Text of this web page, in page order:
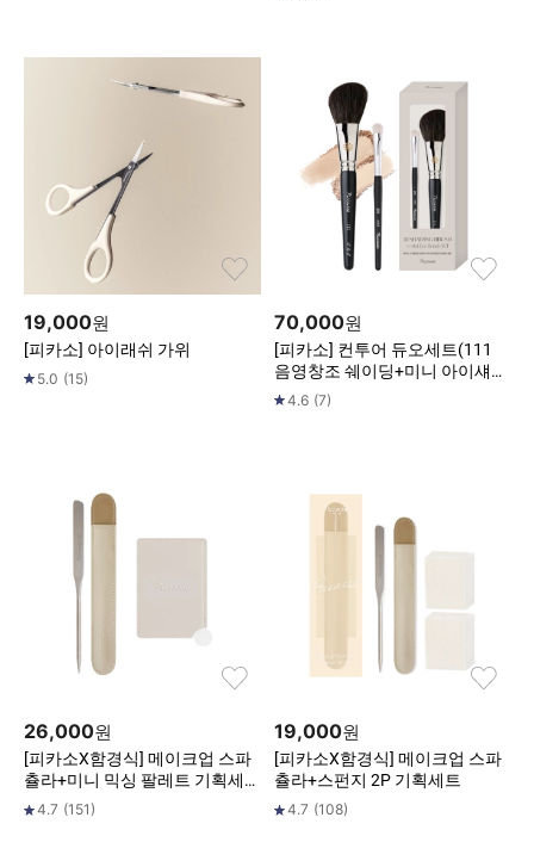
19,000원
[피카소] 아이래쉬 가위
5.0 (15)
70,000원
[피카소] 컨투어 듀오세트(111
음영창조 쉐이딩+미니 아이섀도
우)4.6 (7)
26,000원
[피카소X함경식] 메이크업 스파
츌라+미니 믹싱 팔레트 기획세
트 4.7 (151)
19,000원
[피카소X함경식] 메이크업 스파
츌라+스펀지 2P 기획세트
4.7 (108)